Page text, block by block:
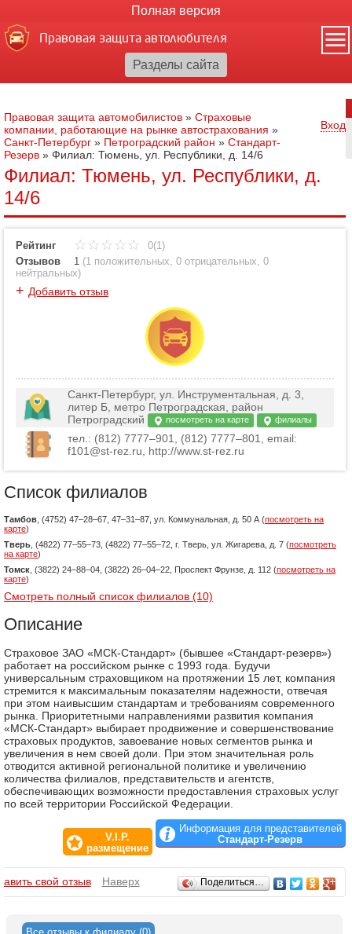
Полная версия
Правовая защита автолюбителя
Правовая защита автомобилистов » Страховые
компании, работающие на рынке автострахования »
Санкт-Петербург » Петроградский район » Стандарт-
Резерв » Филиал: Тюмень, ул. Республики, д. 14/6
Вход
Филиал: Тюмень, ул. Республики, д.
14/6
Рейтинг
0(1)
Отзывов
1 (1 положительных, 0 отрицательных, 0
нейтральных)
+ Добавить отзыв
Санкт-Петербург, ул. Инструментальная, д. 3,
литер Б, метро Петроградская, район
Петроградский
посмотреть на карте филиалы
тел.: (812) 7777–901, (812) 7777–801, email:
f101@st-rez.ru, http://www.st-rez.ru
Список филиалов
Тамбов , (4752) 47–28–67, 47–31–87, ул. Коммунальная, д. 50 А (посмотреть на
карте)
Тверь , (4822) 77–55–73, (4822) 77–55–72, г. Тверь, ул. Жигарева, д. 7 (посмотреть
на карте)
Томск , (3822) 24–88–04, (3822) 26–04–22, Проспект Фрунзе, д. 112 (посмотреть на
карте)
Смотреть полный список филиалов (10)
Описание
Cтраховое ЗАО «МСК-Стандарт» (бывшее «Стандарт-резерв»)
работает на российском рынке с 1993 года. Будучи
универсальным страховщиком на протяжении 15 лет, компания
стремится к максимальным показателям надежности, отвечая
при этом наивысшим стандартам и требованиям современного
рынка. Приоритетными направлениями развития компания
«МСК-Стандарт» выбирает продвижение и совершенствование
страховых продуктов, завоевание новых сегментов рынка и
увеличения в нем своей доли. При этом значительная роль
отводится активной региональной политике и увеличению
количества филиалов, представительств и агентств,
обеспечивающих возможности предоставления страховых услуг
по всей территории Российской Федерации.
V.I.P.
размещение
Информация для представителей
Стандарт-Резерв
Отзывы
свой отзыв Наверх Поделиться…